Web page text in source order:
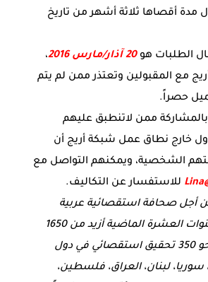
مدة أقصاها ثلاثة أشهر من تاريخ
الطلبات هو 20 آذار/مارس 2016
،
مع المقبولين وتعتذر ممن لم يتم
حصراً.
ممن لاتنطبق عليهم
خارج نطاق عمل شبكة أريج أن
الشخصية، ويمكنهم التواصل مع
للاستفسار عن التكاليف.
أجل صحافة استقصائية عربية
(أريج)، خلال السنوات العشرة الماضية أزيد من 1650
صحفياً، أنجزوا نحو 350 تحقيق استقصائي في دول
سوريا، لبنان، العراق، فلسطين،